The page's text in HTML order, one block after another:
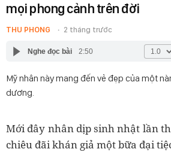
mọi phong cảnh trên đời
THU PHONG 2 tháng trước
Nghe đọc bài 2:50
Mỹ nhân này mang đến vẻ đẹp của một
dương.
Mới đây nhân dịp sinh nhật lần
chiêu đãi khán giả một bữa đại